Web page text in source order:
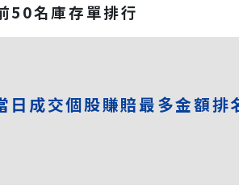
50名庫存單排行
日成交個股賺賠最多金額排